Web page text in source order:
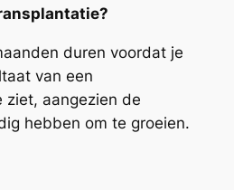
duren voordat je
van een
ziet, aangezien de
hebben om te groeien.